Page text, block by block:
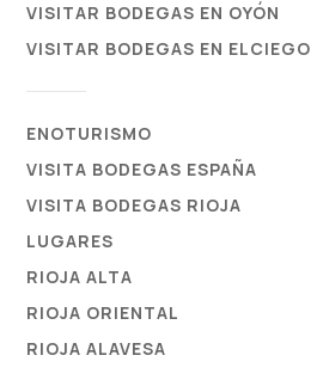
VISITAR BODEGAS EN OYÓN
VISITAR BODEGAS EN ELCIEGO
ENOTURISMO
VISITA BODEGAS ESPAÑA
VISITA BODEGAS RIOJA
LUGARES
RIOJA ALTA
RIOJA ORIENTAL
RIOJA ALAVESA